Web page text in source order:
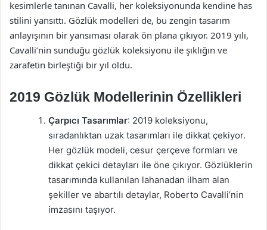
kesimlerle tanınan Cavalli, her koleksiyonunda kendine has
stilini yansıttı. Gözlük modelleri de, bu zengin tasarım
anlayışının bir yansıması olarak ön plana çıkıyor. 2019 yılı,
Cavalli’nin sunduğu gözlük koleksiyonu ile şıklığın ve
zarafetin birleştiği bir yıl oldu.
2019 Gözlük Modellerinin Özellikleri
Çarpıcı Tasarımlar: 2019 koleksiyonu,
sıradanlıktan uzak tasarımları ile dikkat çekiyor.
Her gözlük modeli, cesur çerçeve formları ve
dikkat çekici detayları ile öne çıkıyor. Gözlüklerin
tasarımında kullanılan lahanadan ilham alan
şekiller ve abartılı detaylar, Roberto Cavalli’nin
imzasını taşıyor.